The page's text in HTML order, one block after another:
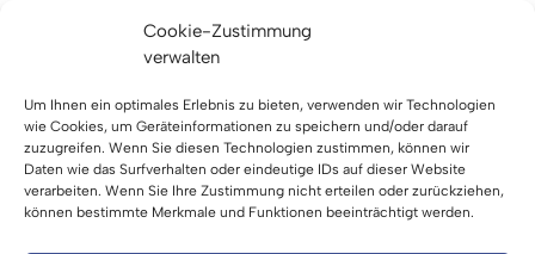
Cookie-Zustimmung
verwalten
Um Ihnen ein optimales Erlebnis zu bieten, verwenden wir Technologien
wie Cookies, um Geräteinformationen zu speichern und/oder darauf
zuzugreifen. Wenn Sie diesen Technologien zustimmen, können wir
Daten wie das Surfverhalten oder eindeutige IDs auf dieser Website
verarbeiten. Wenn Sie Ihre Zustimmung nicht erteilen oder zurückziehen,
können bestimmte Merkmale und Funktionen beeinträchtigt werden.
Termine
Vergaben
Projekte